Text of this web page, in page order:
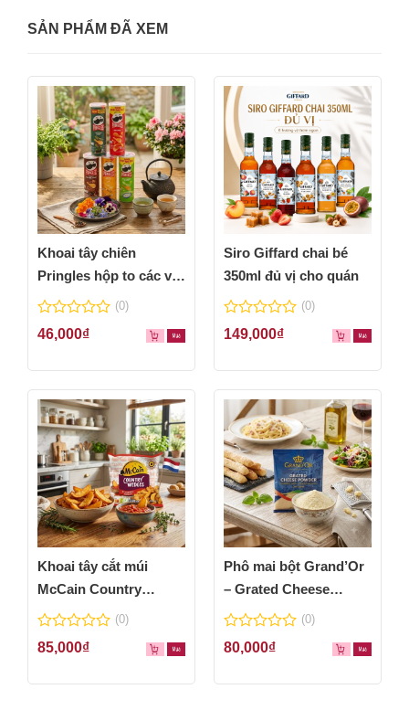
SẢN PHẨM ĐÃ XEM
Khoai tây chiên
Pringles hộp to các vị
thơm ngon
0
out
5
(0)
46,000₫
Siro Giffard chai bé
350ml đủ vị cho quán
0
out
5
(0)
149,000₫
Khoai tây cắt múi
McCain Country
Wedges 600g
0
out
5
(0)
85,000₫
Phô mai bột Grand’Or
– Grated Cheese
Powder 100g
0
out
5
(0)
80,000₫